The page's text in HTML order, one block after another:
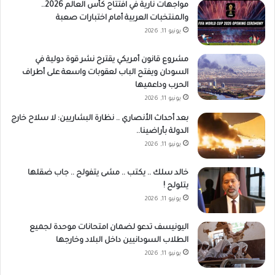
مواجهات نارية في افتتاح كأس العالم 2026..
والمنتخبات العربية أمام اختبارات صعبة
يونيو 11, 2026
مشروع قانون أمريكي يقترح نشر قوة دولية في
السودان ويفتح الباب لعقوبات واسعة على أطراف
الحرب وداعميها
يونيو 11, 2026
بعد أحداث الأنصاري .. نظارة البشاريين: لا سلاح خارج
الدولة بأراضينا..
يونيو 11, 2026
خالد سلك .. يكتب .. مشى يتفولح .. جاب ضقلها
يتلولح !
يونيو 11, 2026
اليونيسف تدعو لضمان امتحانات موحدة لجميع
الطلاب السودانيين داخل البلاد وخارجها
يونيو 11, 2026